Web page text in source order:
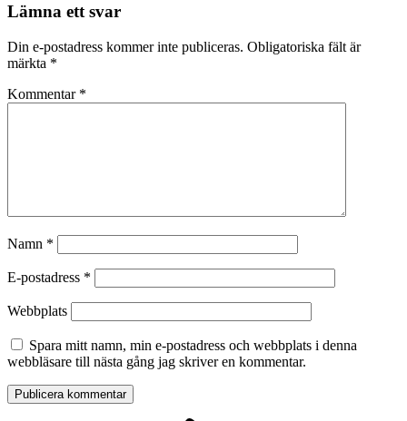
Lämna ett svar
Din e-postadress kommer inte publiceras. Obligatoriska fält är
märkta *
Kommentar *
Namn *
E-postadress *
Webbplats
Spara mitt namn, min e-postadress och webbplats i denna
webbläsare till nästa gång jag skriver en kommentar.